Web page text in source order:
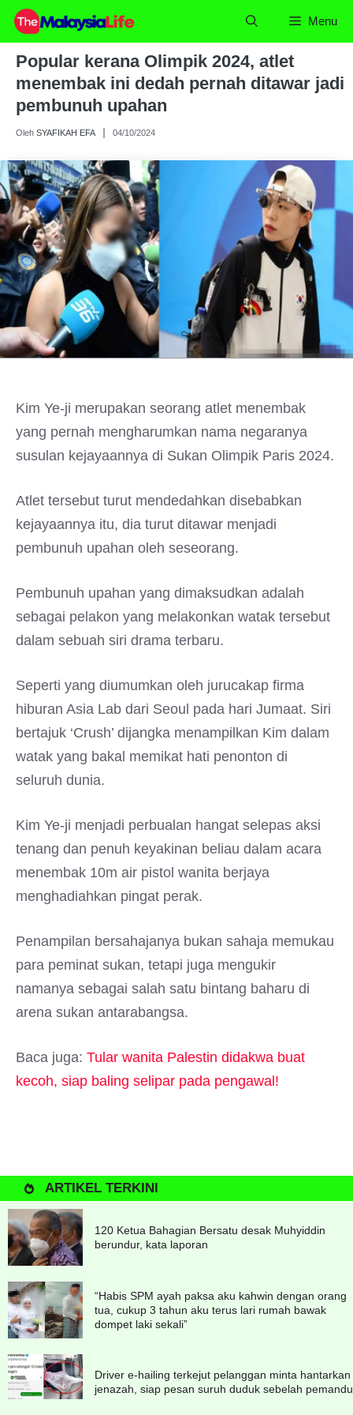
Skip
content
Menu
Popular kerana Olimpik 2024, atlet
menembak ini dedah pernah ditawar jadi
pembunuh upahan
Oleh SYAFIKAH EFA 04/10/2024
Kim Ye-ji merupakan seorang atlet menembak
yang pernah mengharumkan nama negaranya
susulan kejayaannya di Sukan Olimpik Paris 2024.
Atlet tersebut turut mendedahkan disebabkan
kejayaannya itu, dia turut ditawar menjadi
pembunuh upahan oleh seseorang.
Pembunuh upahan yang dimaksudkan adalah
sebagai pelakon yang melakonkan watak tersebut
dalam sebuah siri drama terbaru.
Seperti yang diumumkan oleh jurucakap firma
hiburan Asia Lab dari Seoul pada hari Jumaat. Siri
bertajuk ‘Crush’ dijangka menampilkan Kim dalam
watak yang bakal memikat hati penonton di
seluruh dunia.
Kim Ye-ji menjadi perbualan hangat selepas aksi
tenang dan penuh keyakinan beliau dalam acara
menembak 10m air pistol wanita berjaya
menghadiahkan pingat perak.
Penampilan bersahajanya bukan sahaja memukau
para peminat sukan, tetapi juga mengukir
namanya sebagai salah satu bintang baharu di
arena sukan antarabangsa.
Baca juga: Tular wanita Palestin didakwa buat
kecoh, siap baling selipar pada pengawal!
ARTIKEL TERKINI
120 Ketua Bahagian Bersatu desak Muhyiddin
berundur, kata laporan
“Habis SPM ayah paksa aku kahwin dengan orang
tua, cukup 3 tahun aku terus lari rumah bawak
dompet laki sekali”
Driver e-hailing terkejut pelanggan minta hantarkan
jenazah, siap pesan suruh duduk sebelah pemandu